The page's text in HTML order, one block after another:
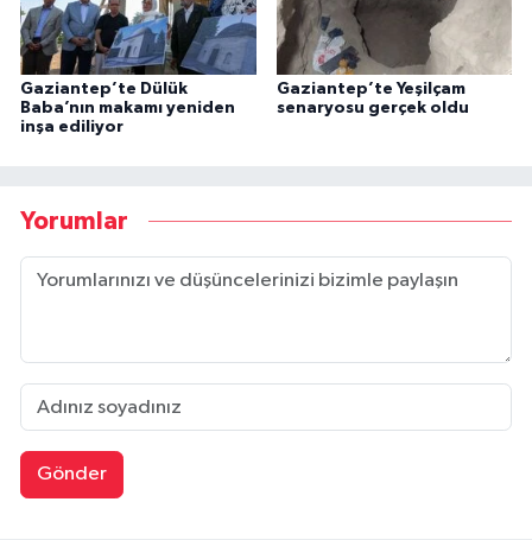
Gaziantep’te Dülük
Baba’nın makamı yeniden
inşa ediliyor
Gaziantep’te Yeşilçam
senaryosu gerçek oldu
Yorumlar
Gönder